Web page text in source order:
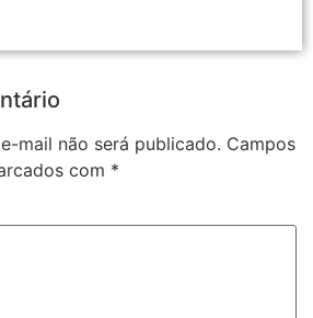
mail não será publicado. Campos
com *